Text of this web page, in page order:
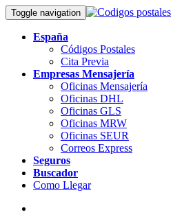
Toggle navigation
España
Códigos Postales
Cita Previa
Empresas Mensajería
Oficinas Mensajería
Oficinas DHL
Oficinas GLS
Oficinas MRW
Oficinas SEUR
Correos Express
Seguros
Buscador
Como Llegar